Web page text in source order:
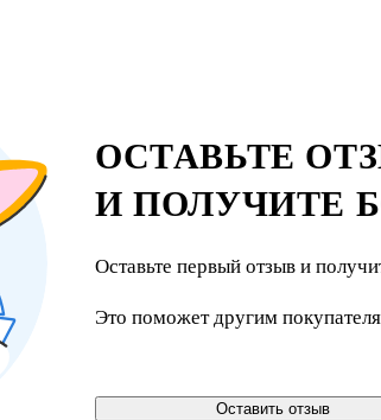
ОСТАВЬТЕ
И ПОЛУЧИТЕ
Оставьте первый отзыв и
Это поможет другим
Оставить отзыв